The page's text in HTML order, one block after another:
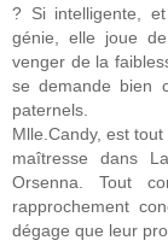
? Si intelligente,
génie, elle joue
venger de la
se demande bien
paternels.
Mlle.Candy, est
maîtresse dans
Orsenna. Tout
rapprochement
dégage que leur